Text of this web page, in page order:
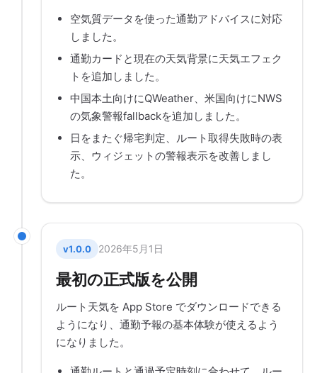
空気質データを使った通勤アドバイスに対応
しました。
通勤カードと現在の天気背景に天気エフェク
トを追加しました。
中国本土向けにQWeather、米国向けにNWS
の気象警報fallbackを追加しました。
日をまたぐ帰宅判定、ルート取得失敗時の表
示、ウィジェットの警報表示を改善しまし
た。
v1.0.0 2026年5月1日
最初の正式版を公開
ルート天気を App Store でダウンロードできる
ようになり、通勤予報の基本体験が使えるよう
になりました。